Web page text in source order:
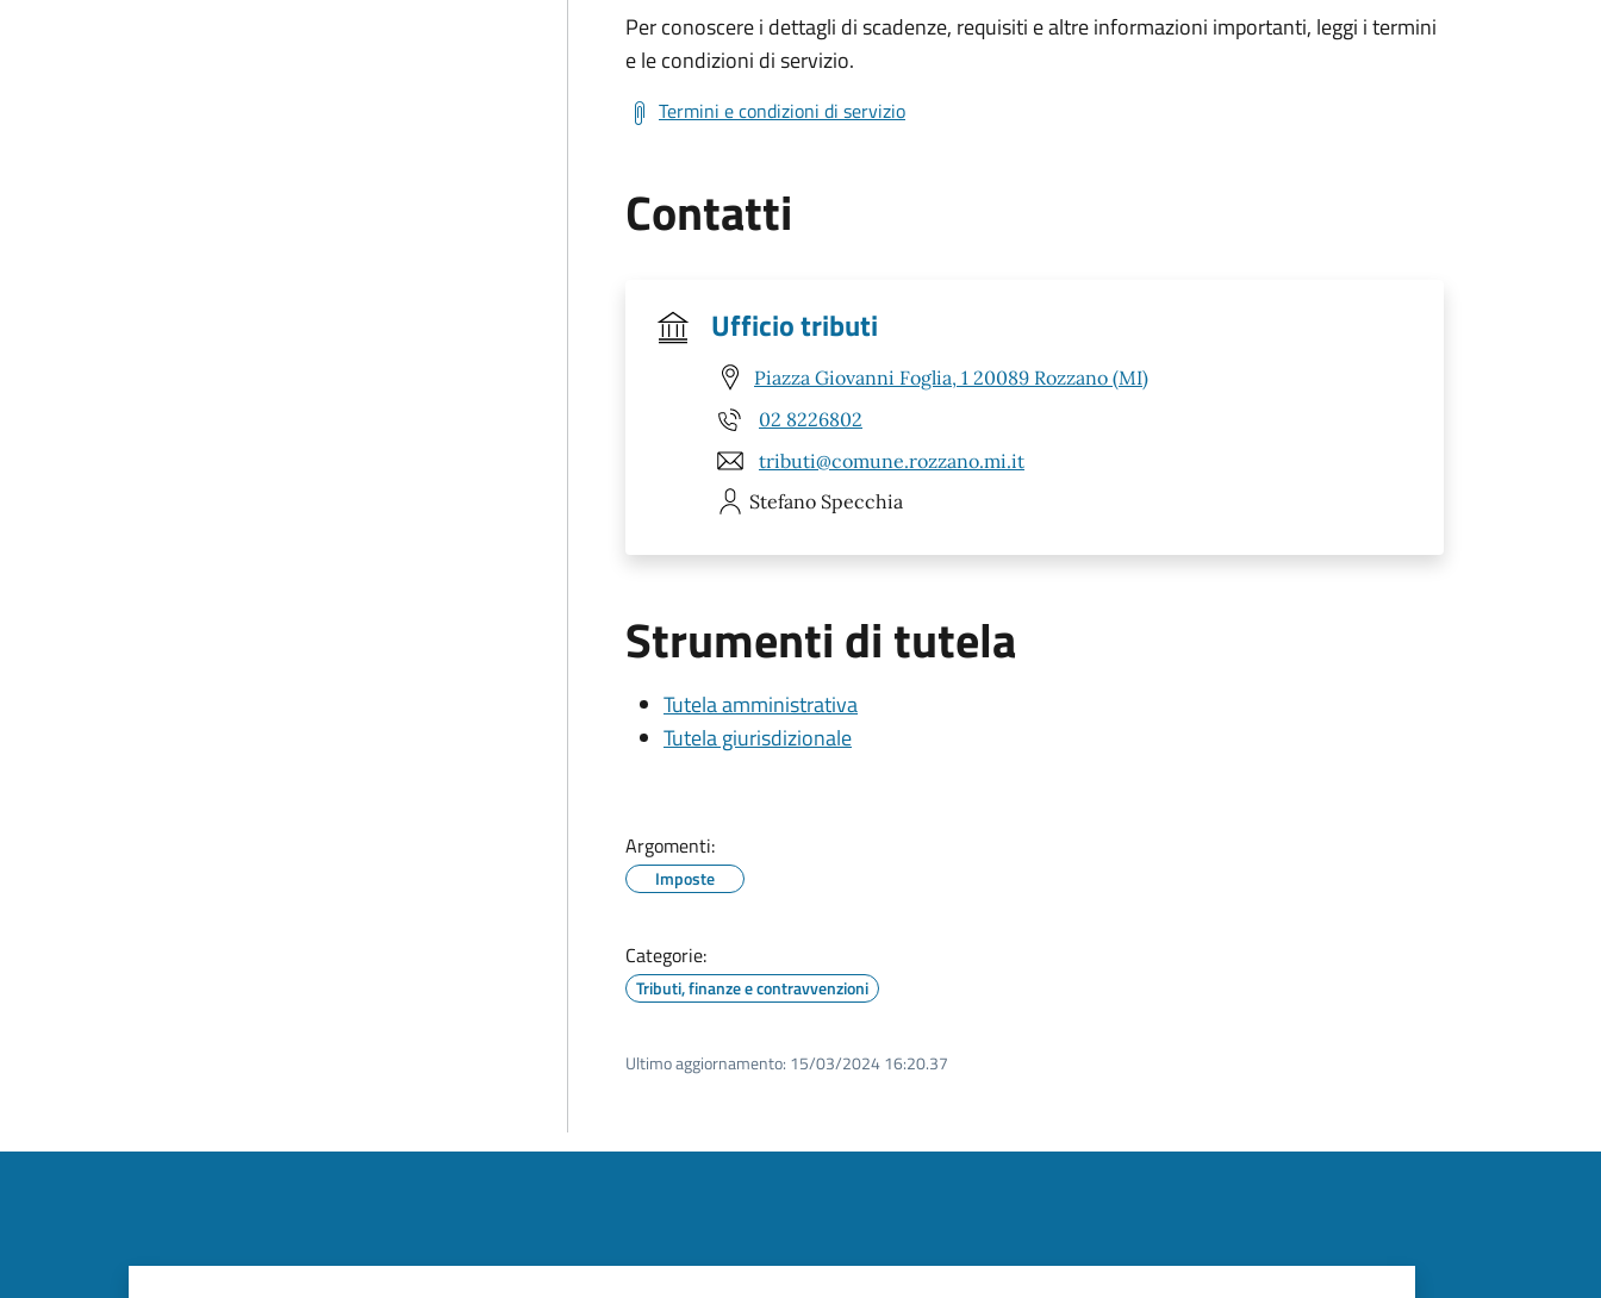
Per conoscere i dettagli di scadenze, requisiti e altre informazioni importanti, leggi i termini
e le condizioni di servizio.
Termini e condizioni di servizio
Contatti
Ufficio tributi
Piazza Giovanni Foglia, 1 20089 Rozzano (MI)
02 8226802
tributi@comune.rozzano.mi.it
Stefano Specchia
Strumenti di tutela
Tutela amministrativa
Tutela giurisdizionale
Argomenti:
Imposte
Categorie:
Tributi, finanze e contravvenzioni
Ultimo aggiornamento: 15/03/2024 16:20.37